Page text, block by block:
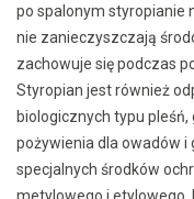
po spalonym styropianie
nie zanieczyszczają
zachowuje się podczas
Styropian jest również
biologicznych typu
pożywienia dla owadów
specjalnych środków